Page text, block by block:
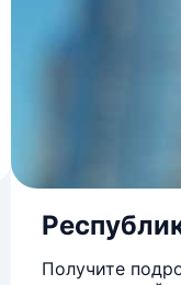
Получите